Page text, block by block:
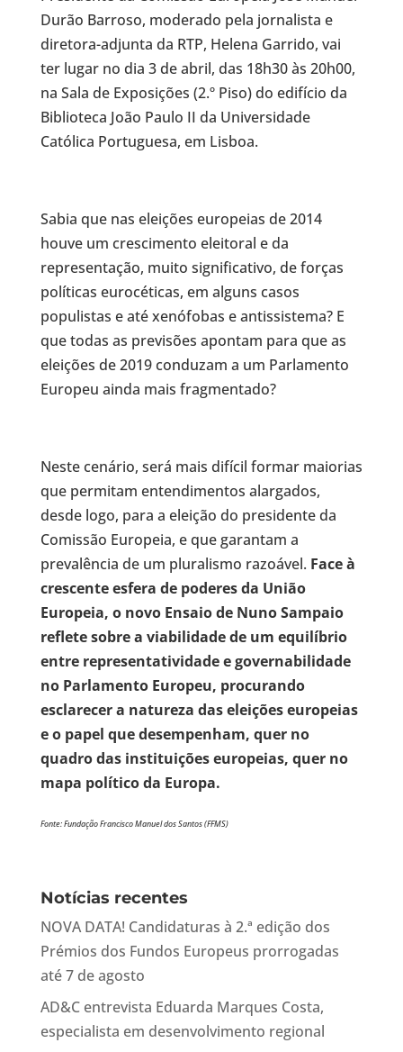
Durão Barroso, moderado pela jornalista e
diretora-adjunta da RTP, Helena Garrido, vai
ter lugar no dia 3 de abril, das 18h30 às 20h00,
na Sala de Exposições (2.º Piso) do edifício da
Biblioteca João Paulo II da Universidade
Católica Portuguesa, em Lisboa.
Sabia que nas eleições europeias de 2014
houve um crescimento eleitoral e da
representação, muito significativo, de forças
políticas eurocéticas, em alguns casos
populistas e até xenófobas e antissistema? E
que todas as previsões apontam para que as
eleições de 2019 conduzam a um Parlamento
Europeu ainda mais fragmentado?
Neste cenário, será mais difícil formar maiorias
que permitam entendimentos alargados,
desde logo, para a eleição do presidente da
Comissão Europeia, e que garantam a
prevalência de um pluralismo razoável. Face à
crescente esfera de poderes da União
Europeia, o novo Ensaio de Nuno Sampaio
reflete sobre a viabilidade de um equilíbrio
entre representatividade e governabilidade
no Parlamento Europeu, procurando
esclarecer a natureza das eleições europeias
e o papel que desempenham, quer no
quadro das instituições europeias, quer no
mapa político da Europa.
Fonte: Fundação Francisco Manuel dos Santos (FFMS)
Notícias recentes
NOVA DATA! Candidaturas à 2.ª edição dos
Prémios dos Fundos Europeus prorrogadas
até 7 de agosto
AD&C entrevista Eduarda Marques Costa,
especialista em desenvolvimento regional